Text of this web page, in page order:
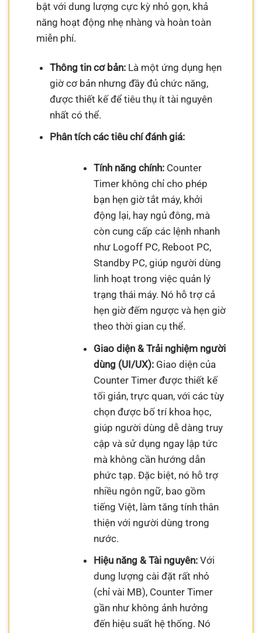
bật với dung lượng cực kỳ nhỏ gọn, khả
năng hoạt động nhẹ nhàng và hoàn toàn
miễn phí.
Thông tin cơ bản:Là một ứng dụng hẹn
giờ cơ bản nhưng đầy đủ chức năng,
được thiết kế để tiêu thụ ít tài nguyên
nhất có thể.
Phân tích các tiêu chí đánh giá:
Tính năng chính:Counter
Timer không chỉ cho phép
bạn hẹn giờ tắt máy, khởi
động lại, hay ngủ đông, mà
còn cung cấp các lệnh nhanh
như Logoff PC, Reboot PC,
Standby PC, giúp người dùng
linh hoạt trong việc quản lý
trạng thái máy. Nó hỗ trợ cả
hẹn giờ đếm ngược và hẹn giờ
theo thời gian cụ thể.
Giao diện & Trải nghiệm người
dùng (UI/UX):Giao diện của
Counter Timer được thiết kế
tối giản, trực quan, với các tùy
chọn được bố trí khoa học,
giúp người dùng dễ dàng truy
cập và sử dụng ngay lập tức
mà không cần hướng dẫn
phức tạp. Đặc biệt, nó hỗ trợ
nhiều ngôn ngữ, bao gồm
tiếng Việt, làm tăng tính thân
thiện với người dùng trong
nước.
Hiệu năng & Tài nguyên:Với
dung lượng cài đặt rất nhỏ
(chỉ vài MB), Counter Timer
gần như không ảnh hưởng
đến hiệu suất hệ thống. Nó